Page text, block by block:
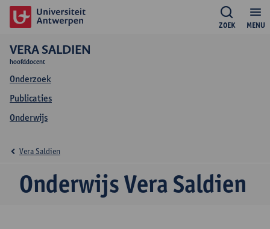
MENU
ZOEK
VERA SALDIEN
hoofddocent
Onderzoek
Publicaties
Onderwijs
Onderwijs Vera Saldien
Vera Saldien